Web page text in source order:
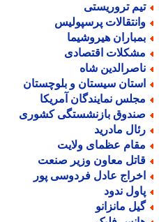
تروریستی
پرسپولیس
هیروشیما
اقتصادی
شاه
سیستان و بلوچستان
نمایندگان آمریکا
بازنشستگی کشوری
مادرید
عظمای ولایت
معاون وزیر صنعت
عادل فردوسی پور
ندود
مانزانو